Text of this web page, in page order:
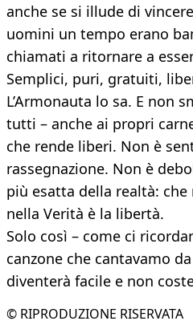
anche se si illude di
uomini un tempo erano
chiamati a ritornare a
Semplici, puri, gratuiti,
L’Armonauta lo sa. E non
tutti – anche ai propri
che rende liberi. Non è
rassegnazione. Non è
più esatta della realtà: che
nella Verità è la libertà.
Solo così – come ci
canzone che cantavamo
diventerà facile e non
© RIPRODUZIONE RISERVATA